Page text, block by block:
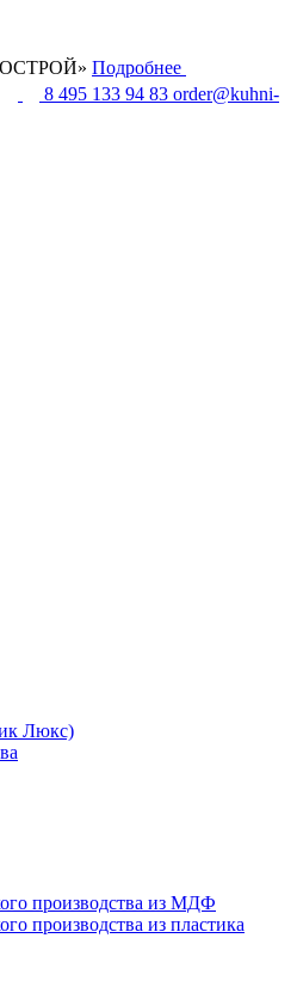
Подробнее
8 495 133 94 83 order@kuhni-
Люкс)
производства из МДФ
производства из пластика